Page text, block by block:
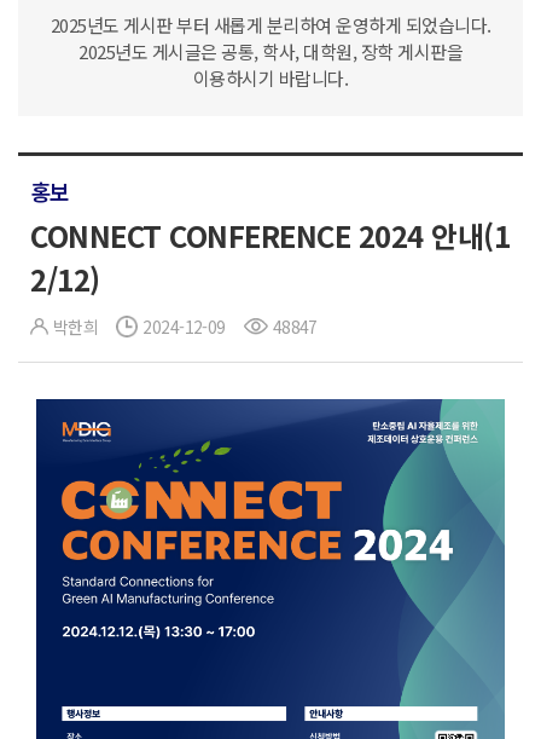
2025년도 게시판 부터 새롭게 분리하여 운영하게 되었습니다.
2025년도 게시글은 공통, 학사, 대학원, 장학 게시판을
이용하시기 바랍니다.
홍보
CONNECT CONFERENCE 2024 안내(1
2/12)
박한희 2024-12-09 48847